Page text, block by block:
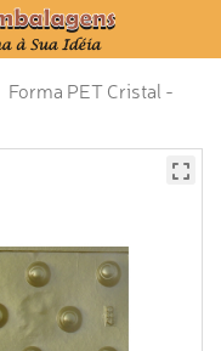
Forma PET Cristal -